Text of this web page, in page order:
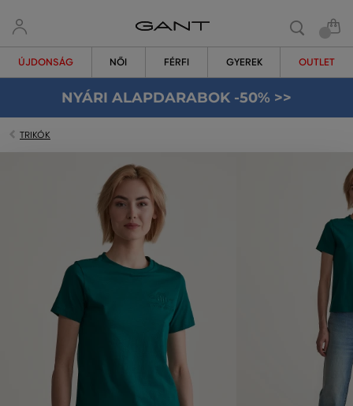
ÚJDONSÁG NŐI FÉRFI GYEREK OUTLET
NYÁRI ALAPDARABOK -50% >>
TRIKÓK